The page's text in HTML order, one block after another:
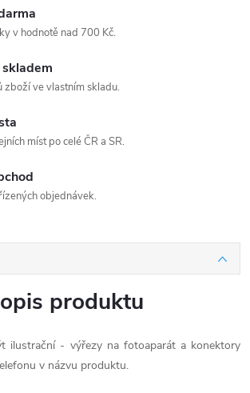
v hodnotě nad 700 Kč.
ve vlastním skladu.
míst po celé ČR a SR.
objednávek.
produktu
ilustrační - výřezy na fotoaparát a konektory
v názvu produktu.